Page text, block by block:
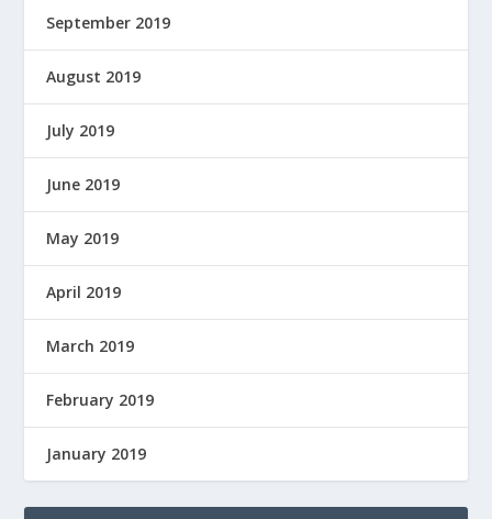
September 2019
August 2019
July 2019
June 2019
May 2019
April 2019
March 2019
February 2019
January 2019